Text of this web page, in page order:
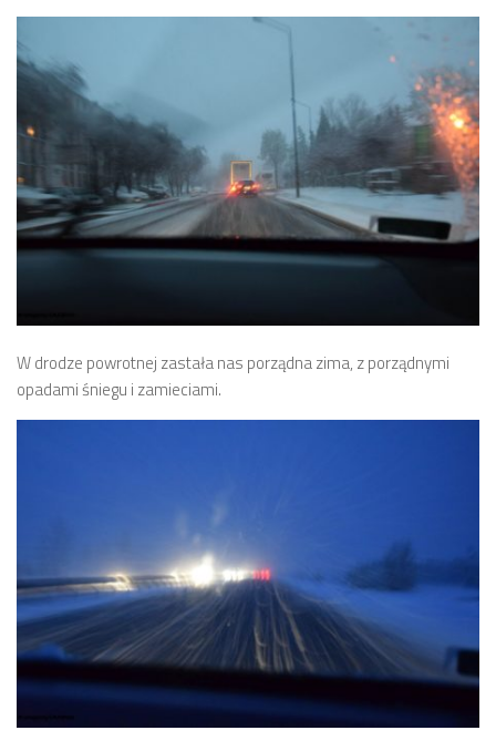
W drodze powrotnej zastała nas porządna zima, z porządnymi
opadami śniegu i zamieciami.